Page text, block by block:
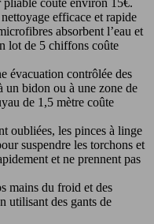
pliable coûte environ 15€.
efficace et rapide
absorbent l’eau et
lot de 5 chiffons coûte
évacuation contrôlée des
un bidon ou à une zone de
de 1,5 mètre coûte
oubliées, les pinces à linge
suspendre les torchons et
et ne prennent pas
mains du froid et des
utilisant des gants de